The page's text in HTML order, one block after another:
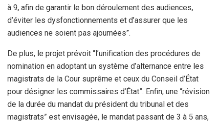
à 9, afin de garantir le bon déroulement des audiences,
d’éviter les dysfonctionnements et d’assurer que les
audiences ne soient pas ajournées”.
De plus, le projet prévoit “l’unification des procédures de
nomination en adoptant un système d’alternance entre les
magistrats de la Cour suprême et ceux du Conseil d’État
pour désigner les commissaires d’État”. Enfin, une “révision
de la durée du mandat du président du tribunal et des
magistrats” est envisagée, le mandat passant de 3 à 5 ans,